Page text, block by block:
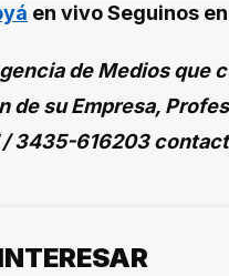
en vivoSeguinos
de Medios
de su Empresa,
3435-616203